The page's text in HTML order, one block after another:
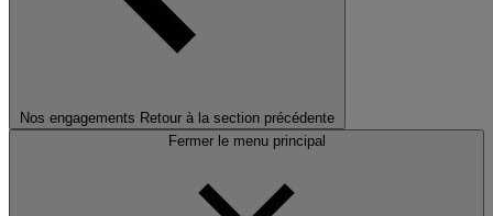
Nos engagements Retour à la section précédente
Fermer le menu principal